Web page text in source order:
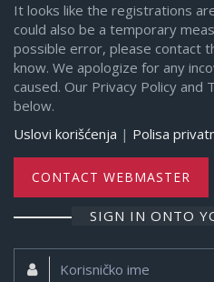
It looks like the registrations
could also be a temporary
possible error, please contact
know. We apologize for any
caused. Our Privacy Policy and
below.
Uslovi korišćenja | Polisa
CONTACT WEBMASTER
SIGN IN ONTO
Korisničko